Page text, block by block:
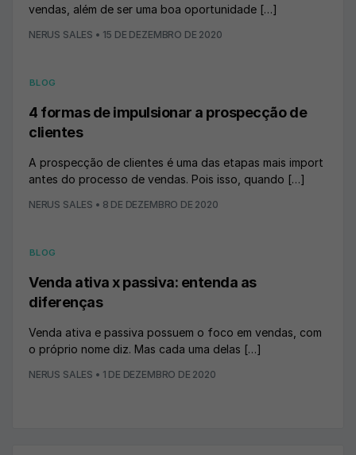
vendas, além de ser uma boa oportunidade […]
NERUS SALES • 15 DE DEZEMBRO DE 2020
BLOG
4 formas de impulsionar a prospecção de
clientes
A prospecção de clientes é uma das etapas mais import
antes do processo de vendas. Pois isso, quando […]
NERUS SALES • 8 DE DEZEMBRO DE 2020
BLOG
Venda ativa x passiva: entenda as
diferenças
Venda ativa e passiva possuem o foco em vendas, com
o próprio nome diz. Mas cada uma delas […]
NERUS SALES • 1 DE DEZEMBRO DE 2020